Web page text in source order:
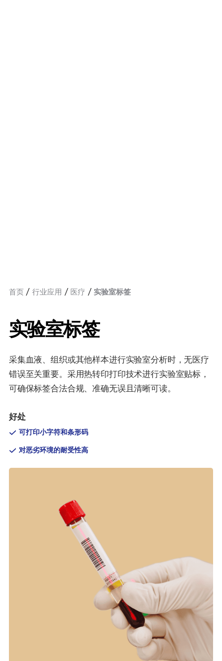
首页 行业应用 医疗 实验室标签
实验室标签
采集血液、组织或其他样本进行实验室分析时，无医疗
错误至关重要。采用热转印打印技术进行实验室贴标，
可确保标签合法合规、准确无误且清晰可读。
好处
可打印小字符和条形码
对恶劣环境的耐受性高